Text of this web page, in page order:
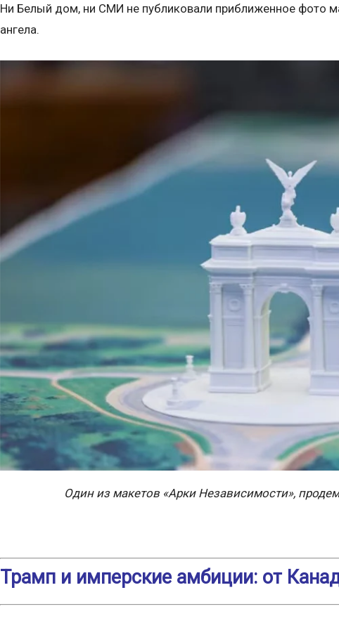
Ни Белый дом, ни СМИ не публиковали приближенное фото
ангела.
Один из макетов «Арки Независимости»,
Трамп и имперские амбиции: от